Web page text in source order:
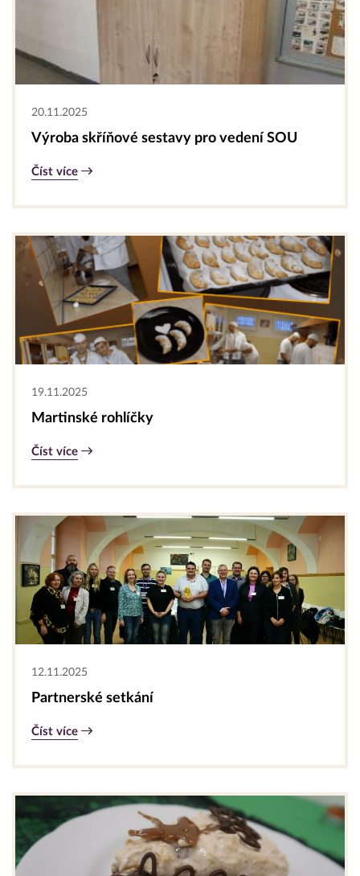
20.11.2025
Výroba skříňové sestavy pro vedení SOU
Číst více
19.11.2025
Martinské rohlíčky
Číst více
12.11.2025
Partnerské setkání
Číst více